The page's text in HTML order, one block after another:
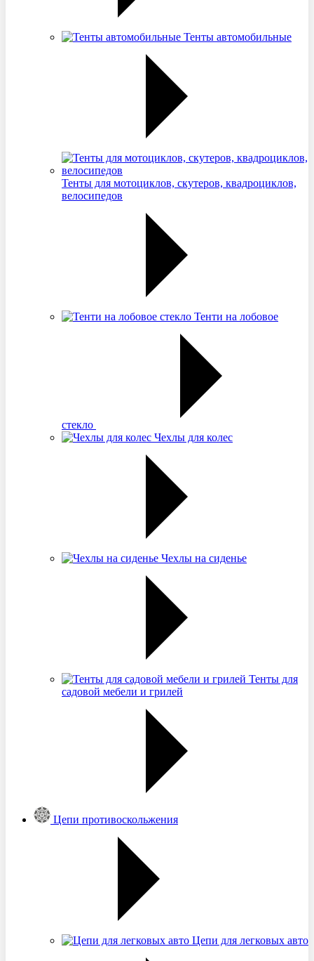
Тенты автомобильные
Тенты для мотоциклов, скутеров, квадроциклов,
велосипедов
Тенти на лобовое
стекло
Чехлы для колес
Чехлы на сиденье
Тенты для
садовой мебели и грилей
Цепи противоскольжения
Цепи для легковых авто